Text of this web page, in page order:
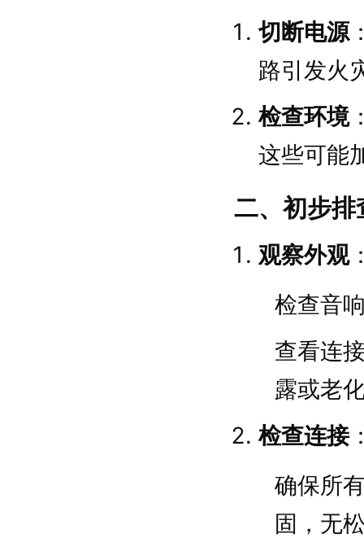
切断电源
路引发火
检查环境
这些可能
二、初步排
观察外观
检查音
查看连
露或老
检查连接
确保所
固，无